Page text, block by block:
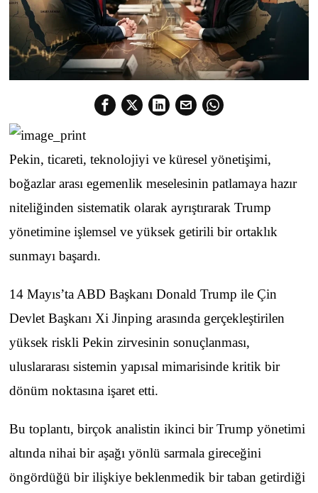
Pekin, ticareti, teknolojiyi ve küresel yönetişimi,
boğazlar arası egemenlik meselesinin patlamaya hazır
niteliğinden sistematik olarak ayrıştırarak Trump
yönetimine işlemsel ve yüksek getirili bir ortaklık
sunmayı başardı.
14 Mayıs’ta ABD Başkanı Donald Trump ile Çin
Devlet Başkanı Xi Jinping arasında gerçekleştirilen
yüksek riskli Pekin zirvesinin sonuçlanması,
uluslararası sistemin yapısal mimarisinde kritik bir
dönüm noktasına işaret etti.
Bu toplantı, birçok analistin ikinci bir Trump yönetimi
altında nihai bir aşağı yönlü sarmala gireceğini
öngördüğü bir ilişkiye beklenmedik bir taban getirdiği